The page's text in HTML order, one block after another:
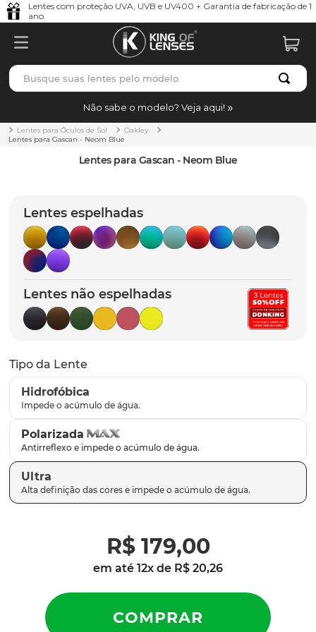
Lentes com proteção UVA, UVB e UV400 + Garantia de fabricação de 1
ano.
Busque suas lentes pelo modelo
Não sabe o modelo? Veja aqui!
Lentes para Óculos de Sol
Oakley
Lentes para Gascan - Neom Blue
Lentes para Gascan - Neom Blue
Lentes espelhadas
Lentes não espelhadas
Tipo da Lente
Hidrofóbica
Polarizada
Ultra
R$ 179,00
em até 12x de R$ 20,26
TERMOS MAIS BUSCADOS
1º borrachas
holbrook
5º chaves
6º t-shock
7º gasket
8º parafusos
9º latch